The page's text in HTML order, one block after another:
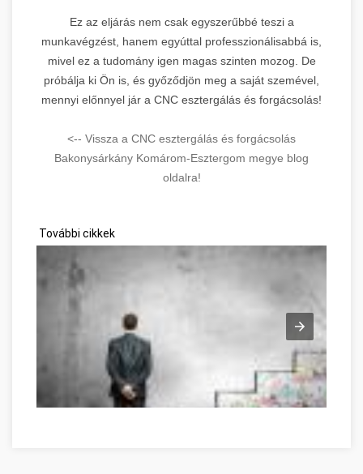
Ez az eljárás nem csak egyszerűbbé teszi a
munkavégzést, hanem egyúttal professzionálisabbá is,
mivel ez a tudomány igen magas szinten mozog. De
próbálja ki Ön is, és győződjön meg a saját szemével,
mennyi előnnyel jár a CNC esztergálás és forgácsolás!
<-- Vissza a CNC esztergálás és forgácsolás
Bakonysárkány Komárom-Esztergom megye blog
oldalra!
További cikkek